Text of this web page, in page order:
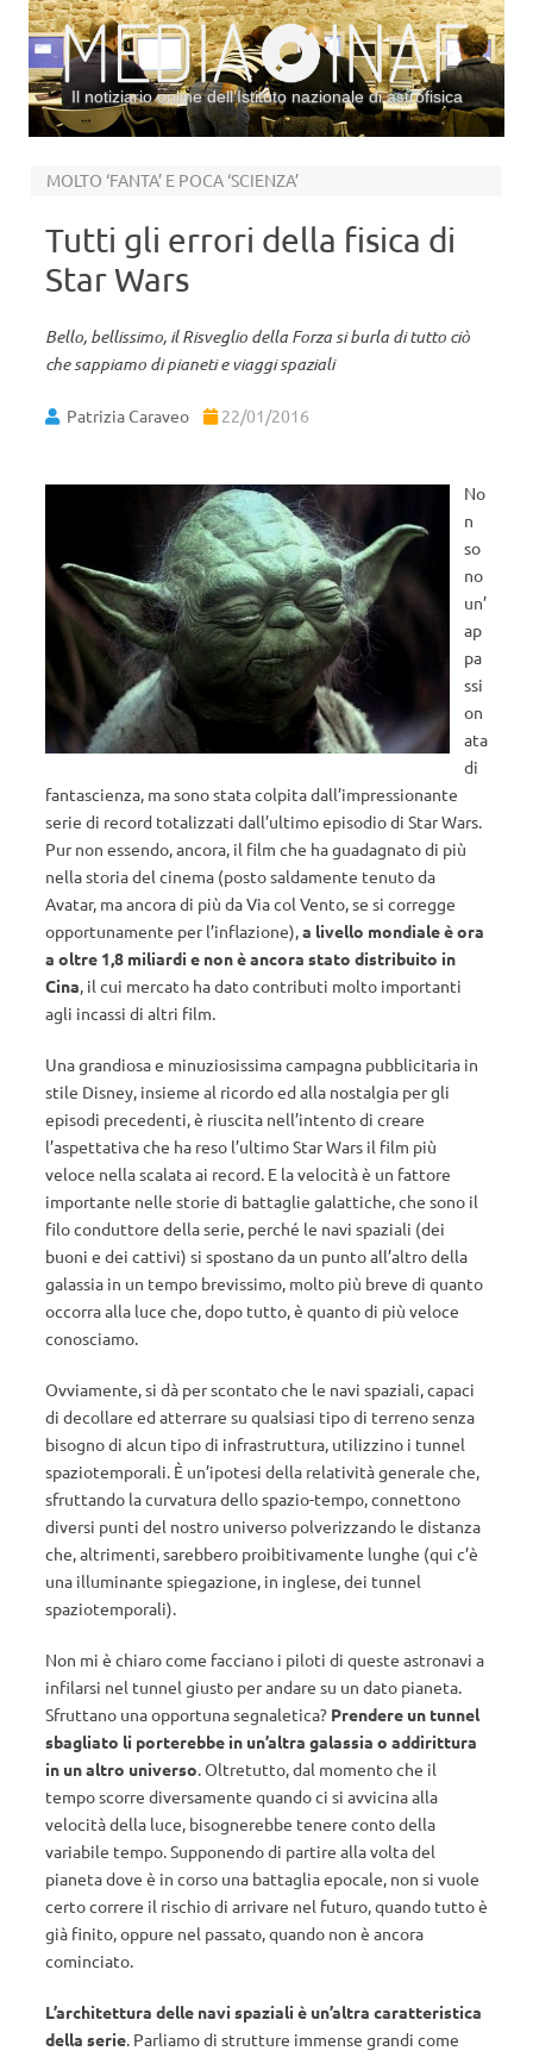
Il notiziario online dell’Istituto nazionale di astrofisica
MOLTO ‘FANTA’ E POCA ‘SCIENZA’
Tutti gli errori della fisica di
Star Wars
Bello, bellissimo, il Risveglio della Forza si burla di tutto ciò
che sappiamo di pianeti e viaggi spaziali
Patrizia Caraveo 22/01/2016
No
n
so
no
un’
ap
pa
ssi
on
ata
di
fantascienza, ma sono stata colpita dall’impressionante
serie di record totalizzati dall’ultimo episodio di Star Wars.
Pur non essendo, ancora, il film che ha guadagnato di più
nella storia del cinema (posto saldamente tenuto da
Avatar, ma ancora di più da Via col Vento, se si corregge
opportunamente per l’inflazione),a livello mondiale è ora
a oltre 1,8 miliardi e non è ancora stato distribuito in
Cina, il cui mercato ha dato contributi molto importanti
agli incassi di altri film.
Una grandiosa e minuziosissima campagna pubblicitaria in
stile Disney, insieme al ricordo ed alla nostalgia per gli
episodi precedenti, è riuscita nell’intento di creare
l’aspettativa che ha reso l’ultimo Star Wars il film più
veloce nella scalata ai record. E la velocità è un fattore
importante nelle storie di battaglie galattiche, che sono il
filo conduttore della serie, perché le navi spaziali (dei
buoni e dei cattivi) si spostano da un punto all’altro della
galassia in un tempo brevissimo, molto più breve di quanto
occorra alla luce che, dopo tutto, è quanto di più veloce
conosciamo.
Ovviamente, si dà per scontato che le navi spaziali, capaci
di decollare ed atterrare su qualsiasi tipo di terreno senza
bisogno di alcun tipo di infrastruttura, utilizzino i tunnel
spaziotemporali. È un’ipotesi della relatività generale che,
sfruttando la curvatura dello spazio-tempo, connettono
diversi punti del nostro universo polverizzando le distanza
che, altrimenti, sarebbero proibitivamente lunghe (qui c’è
una illuminante spiegazione, in inglese, dei tunnel
spaziotemporali).
Non mi è chiaro come facciano i piloti di queste astronavi a
infilarsi nel tunnel giusto per andare su un dato pianeta.
Sfruttano una opportuna segnaletica? Prendere un tunnel
sbagliato li porterebbe in un’altra galassia o addirittura
in un altro universo. Oltretutto, dal momento che il
tempo scorre diversamente quando ci si avvicina alla
velocità della luce, bisognerebbe tenere conto della
variabile tempo. Supponendo di partire alla volta del
pianeta dove è in corso una battaglia epocale, non si vuole
certo correre il rischio di arrivare nel futuro, quando tutto è
già finito, oppure nel passato, quando non è ancora
cominciato.
L’architettura delle navi spaziali è un’altra caratteristica
della serie. Parliamo di strutture immense grandi come